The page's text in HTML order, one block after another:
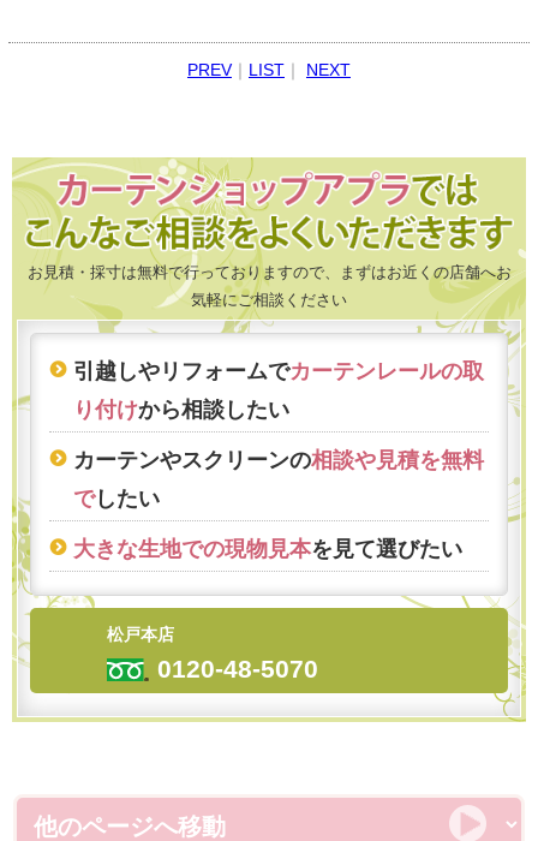
PREV｜ LIST｜ NEXT
お見積・採寸は無料で行っておりますので、まずはお近くの店舗へお
気軽にご相談ください
引越しやリフォームでカーテンレールの取
り付けから相談したい
カーテンやスクリーンの相談や見積を無料
でしたい
大きな生地での現物見本を見て選びたい
松戸本店
0120-48-5070